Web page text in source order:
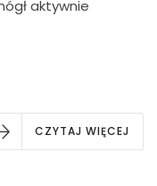
aktywnie
CZYTAJ WIĘCEJ